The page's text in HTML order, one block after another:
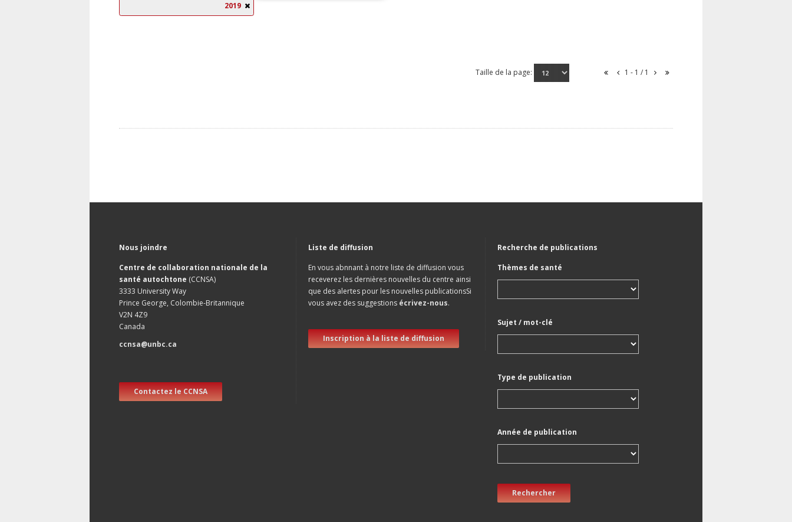
2019
Taille de la page: 1 - 1 / 1
Nous joindre
Centre de collaboration nationale de la
santé autochtone (CCNSA)
3333 University Way
Prince George, Colombie-Britannique
V2N 4Z9
Canada
ccnsa@unbc.ca
Contactez le CCNSA
Liste de diffusion
En vous abnnant à notre liste de diffusion vous
receverez les dernières nouvelles du centre ainsi
que des alertes pour les nouvelles publicationsSi
vous avez des suggestions écrivez-nous.
Inscription à la liste de diffusion
Recherche de publications
Thèmes de santé
Sujet / mot-clé
Type de publication
Année de publication
Rechercher